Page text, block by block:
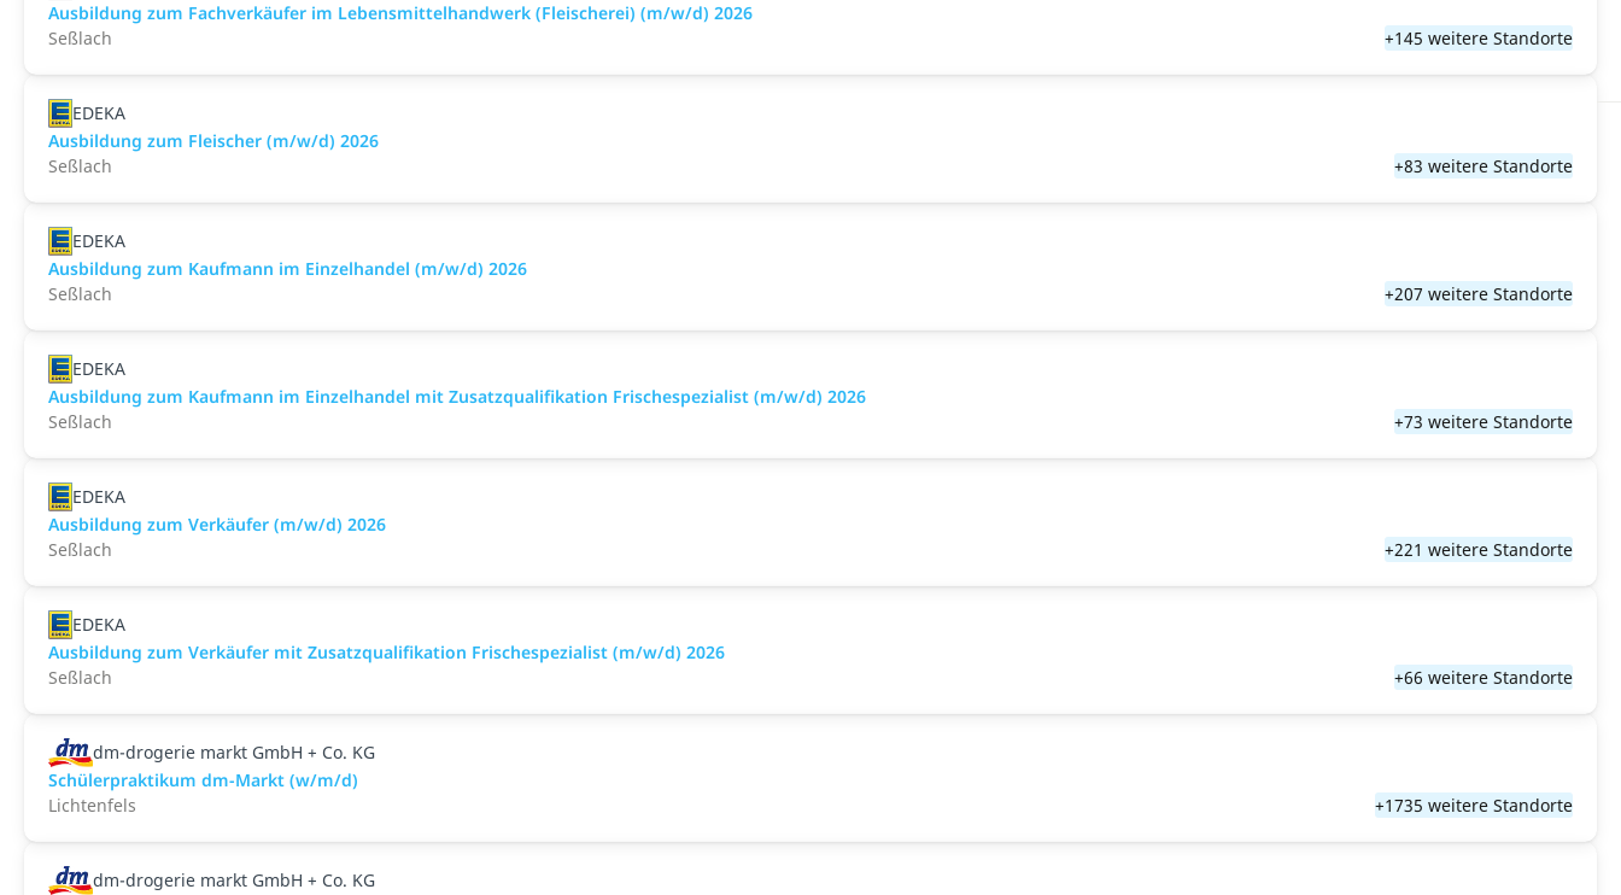
Ausbildung zum Fachverkäufer im Lebensmittelhandwerk (Fleischerei) (m/w/d) 2026
Seßlach
+145 weitere Standorte
EDEKA
Ausbildung zum Fleischer (m/w/d) 2026
Seßlach
+83 weitere Standorte
EDEKA
Ausbildung zum Kaufmann im Einzelhandel (m/w/d) 2026
Seßlach
+207 weitere Standorte
EDEKA
Ausbildung zum Kaufmann im Einzelhandel mit Zusatzqualifikation Frischespezialist (m/w/d) 2026
Seßlach
+73 weitere Standorte
EDEKA
Ausbildung zum Verkäufer (m/w/d) 2026
Seßlach
+221 weitere Standorte
EDEKA
Ausbildung zum Verkäufer mit Zusatzqualifikation Frischespezialist (m/w/d) 2026
Seßlach
+66 weitere Standorte
dm-drogerie markt GmbH + Co. KG
Schülerpraktikum dm-Markt (w/m/d)
Lichtenfels
+1735 weitere Standorte
dm-drogerie markt GmbH + Co. KG